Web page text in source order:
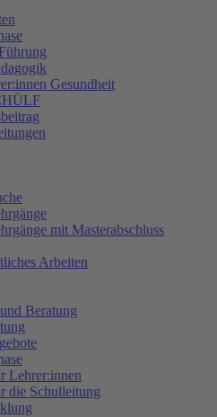
Gesundheit
mit Masterabschluss
Arbeiten
Beratung
Lehrer:innen
die Schulleitung